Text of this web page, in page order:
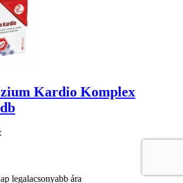
Kardio Komplex
legalacsonyabb ára